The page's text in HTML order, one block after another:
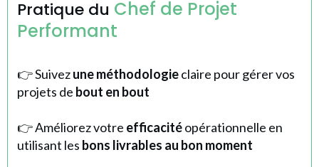
Pratique du Chef de Projet
Performant
👉 Suivezune méthodologieclaire pour gérer vos
projets de bout en bout
👉 Améliorez votre efficacitéopérationnelle en
utilisant les bons livrables au bon moment